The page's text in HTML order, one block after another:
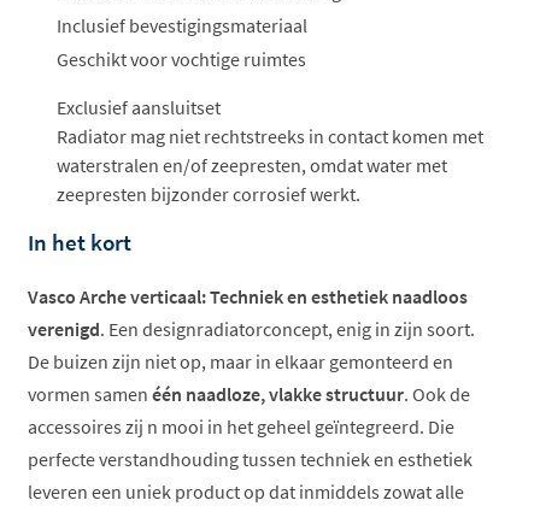
Inclusief bevestigingsmateriaal
Geschikt voor vochtige ruimtes
Exclusief aansluitset
Radiator mag niet rechtstreeks in contact komen met
waterstralen en/of zeepresten, omdat water met
zeepresten bijzonder corrosief werkt.
In het kort
Vasco Arche verticaal: Techniek en esthetiek naadloos
verenigd. Een designradiatorconcept, enig in zijn soort.
De buizen zijn niet op, maar in elkaar gemonteerd en
vormen samen één naadloze, vlakke structuur. Ook de
accessoires zij n mooi in het geheel geïntegreerd. Die
perfecte verstandhouding tussen techniek en esthetiek
leveren een uniek product op dat inmiddels zowat alle